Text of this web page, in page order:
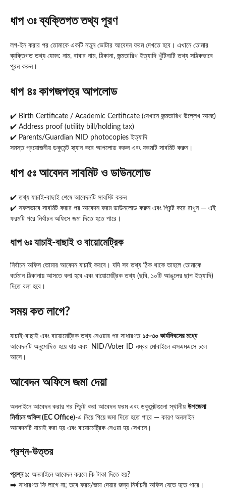
ধাপ ৩ঃ ব্যক্তিগত তথ্য পূরণ
লগ-ইন করার পর তোমাকে একটি নতুন ভোটার আবেদন ফরম দেখতে হবে। এখানে তোমার
ব্যক্তিগত তথ্য যেমন: নাম, বাবার নাম, ঠিকানা, জন্মতারিখ ইত্যাদি খুঁটিনাটি তথ্য সঠিকভাবে
পুরন করুন।
ধাপ ৪ঃ কাগজপত্র আপলোড
✔️ Birth Certificate / Academic Certificate (যেখানে জন্মতারিখ উল্লেখ আছে)
✔️ Address proof (utility bill/holding tax)
✔️ Parents/Guardian NID photocopies ইত্যাদি
সমস্ত প্রয়োজনীয় ডকুমেন্ট স্ক্যান করে আপলোড করুন এবং ফরমটি সাবমিট করুন।
ধাপ ৫ঃ আবেদন সাবমিট ও ডাউনলোড
✔️ তথ্য যাচাই-বাছাই শেষে আবেদনটি সাবমিট করুন
✔️ সফলভাবে সাবমিট করার পর আবেদন ফরম ডাউনলোড করুন এবং প্রিন্ট করে রাখুন — এই
ফরমটি পরে নির্বাচন অফিসে জমা দিতে হতে পারে।
ধাপ ৬ঃ যাচাই-বাছাই ও বায়োমেট্রিক
নির্বাচন অফিস তোমার আবেদন যাচাই করবে। যদি সব তথ্য ঠিক থাকে তাহলে তোমাকে
বর্তমান ঠিকানায় আসতে বলা হবে এবং বায়োমেট্রিক তথ্য (ছবি, ১০টি আঙুলের ছাপ ইত্যাদি)
দিতে বলা হবে।
সময় কত লাগে?
যাচাই-বাছাই এবং বায়োমেট্রিক তথ্য নেওয়ার পর সাধারণত ১৫-৩০ কার্যদিবসের মধ্যে
আবেদনটি অনুমোদিত হয়ে যায় এবং NID/Voter ID নম্বর মোবাইলে এসএমএসে চলে
আসে।
আবেদন অফিসে জমা দেয়া
অনলাইনে আবেদন করার পর প্রিন্ট করা আবেদন ফরম এবং ডকুমেন্টগুলো স্থানীয় উপজেলা
নির্বাচন অফিস (EC Office)-এ নিয়ে গিয়ে জমা দিতে হতে পারে — কারণ অনলাইন
আবেদনটি যাচাই করা হয় এবং বায়োমেট্রিক নেওয়া হয় সেখানে।
প্রশ্ন-উত্তর
প্রশ্ন ১: অনলাইনে আবেদন করলে কি টাকা দিতে হয়?
➡️ সাধারণত ফি লাগে না; তবে ফরম/জমা দেয়ার জন্য নির্বাচনী অফিস যেতে হতে পারে।